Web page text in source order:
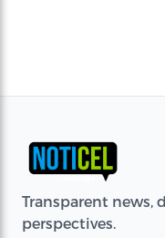
Transparent news,
perspectives.